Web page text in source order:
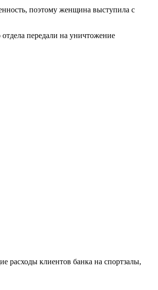
поэтому женщина выступила с
передали на уничтожение
расходы клиентов банка на спортзалы,